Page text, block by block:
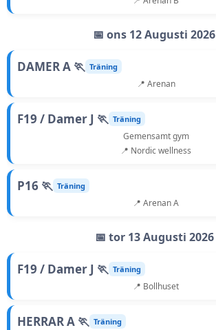
📅 ons 12 Augusti 2026
DAMER A 🏃 Träning
📍 Arenan
F19 / Damer J 🏃 Träning
Gemensamt gym
📍 Nordic wellness
P16 🏃 Träning
📍 Arenan A
📅 tor 13 Augusti 2026
F19 / Damer J 🏃 Träning
📍 Bollhuset
HERRAR A 🏃 Träning